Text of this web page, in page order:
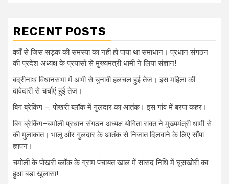
RECENT POSTS
वर्षों से जिस सड़क की समस्या का नहीं हो पाया था समाधान। प्रधान संगठन
की प्रदेश अध्यक्ष के प्रयासों से मुख्यमंत्री धामी ने लिया संज्ञान!
बद्रीनाथ विधानसभा में अभी से चुनावी हलचल हुई तेज। इस महिला की
दावेदारी से चर्चाएं हुई तेज।
बिग ब्रेकिंग –: पोखरी ब्लॉक में गुलदार का आतंक। इस गांव में बरपा कहर।
बिग ब्रेकिंग–चमोली प्रधान संगठन अध्यक्ष योगिता रावत ने मुख्यमंत्री धामी से
की मुलाकात। भालू और गुलदार के आतंक से निजात दिलवाने के लिए सौंपा
ज्ञापन।
चमोली के पोखरी ब्लॉक के ग्राम पंचायत खाल में सांसद निधि में घूसखोरी का
हुआ बड़ा खुलासा!